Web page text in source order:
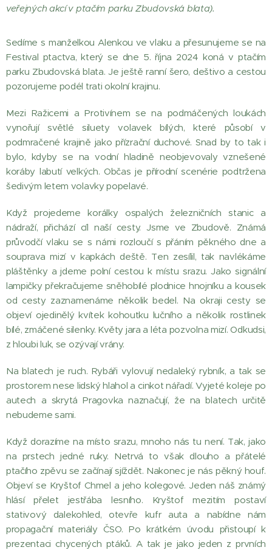
veřejných akcí v ptačím parku Zbudovská blata).
Sedíme s manželkou Alenkou ve vlaku a přesunujeme se na
Festival ptactva, který se dne 5. října 2024 koná v ptačím
parku Zbudovská blata. Je ještě ranní šero, deštivo a cestou
pozorujeme podél trati okolní krajinu.
Mezi Ražicemi a Protivínem se na podmáčených loukách
vynořují světlé siluety volavek bílých, které působí v
podmračené krajině jako přízrační duchové. Snad by to tak i
bylo, kdyby se na vodní hladině neobjevovaly vznešené
koráby labutí velkých. Občas je přírodní scenérie podtržena
šedivým letem volavky popelavé.
Když projedeme korálky ospalých železničních stanic a
nádraží, přichází cíl naší cesty. Jsme ve Zbudově. Známá
průvodčí vlaku se s námi rozloučí s přáním pěkného dne a
souprava mizí v kapkách deště. Ten zesílil, tak navlékáme
pláštěnky a jdeme polní cestou k místu srazu. Jako signální
lampičky překračujeme sněhobílé plodnice hnojníku a kousek
od cesty zaznamenáme několik bedel. Na okraji cesty se
objeví ojedinělý kvítek kohoutku lučního a několik rostlinek
bílé, zmáčené silenky. Květy jara a léta pozvolna mizí. Odkudsi,
z hloubi luk, se ozývají vrány.
Na blatech je ruch. Rybáři vylovují nedaleký rybník, a tak se
prostorem nese lidský hlahol a cinkot nářadí. Vyjeté koleje po
autech a skrytá Pragovka naznačují, že na blatech určitě
nebudeme sami.
Když dorazíme na místo srazu, mnoho nás tu není. Tak, jako
na prstech jedné ruky. Netrvá to však dlouho a přátelé
ptačího zpěvu se začínají sjíždět. Nakonec je nás pěkný houf.
Objeví se Kryštof Chmel a jeho kolegové. Jeden náš známý
hlásí přelet jestřába lesního. Kryštof mezitím postaví
stativový dalekohled, otevře kufr auta a nabídne nám
propagační materiály ČSO. Po krátkém úvodu přistoupí k
prezentaci chycených ptáků. A tak je jako jeden z prvních